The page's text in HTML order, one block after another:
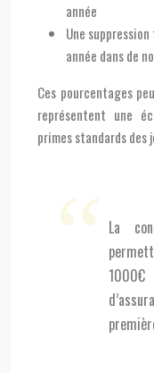
année
Une
année dans de
Ces pourcentages
représentent une
primes standards des
La